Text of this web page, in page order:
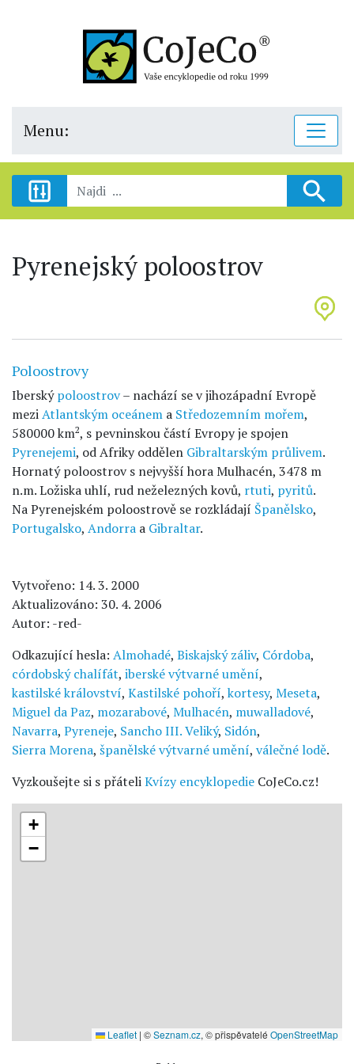
Menu:
Pyrenejský poloostrov
Poloostrovy
Iberskýpoloostrov– nachází se v jihozápadní Evropě
meziAtlantským oceánem a Středozemním mořem,
580000 km2, s pevninskou částí Evropy je spojen
Pyrenejemi, od Afriky oddělen Gibraltarským průlivem.
Hornatý poloostrov s nejvyšší hora Mulhacén, 3478 m
n.m. Ložiska uhlí, rud neželezných kovů, rtuti, pyritů.
Na Pyrenejském poloostrově se rozkládají Španělsko,
Portugalsko, Andorra a Gibraltar.
Vytvořeno: 14. 3. 2000
Aktualizováno: 30. 4. 2006
Autor: -red-
Odkazující hesla: Almohadé, Biskajský záliv, Córdoba,
córdobský chalífát, iberské výtvarné umění,
kastilské království, Kastilské pohoří,kortesy, Meseta,
Miguel da Paz, mozarabové, Mulhacén, muwalladové,
Navarra, Pyreneje, Sancho III. Veliký, Sidón,
Sierra Morena, španělské výtvarné umění, válečné lodě.
Vyzkoušejte si s přáteliKvízy encyklopedie CoJeCo.cz!
+
−
Leaflet | ©Seznam.cz, © přispěvatelé OpenStreetMap